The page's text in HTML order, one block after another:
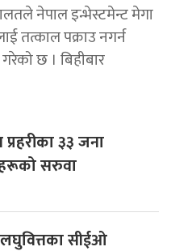
नेपाल इन्भेस्टमेन्ट मेगा
तत्काल पक्राउ नगर्न
छ । बिहीबार
प्रहरीका ३३ जना
सरुवा
सीईओ